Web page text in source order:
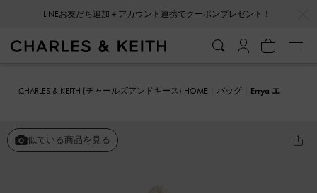
LINEお友だち追加＋アカウント連携でクーポンプレゼント！
CHARLES & KEITH (チャールズアンドキース) HOME バッグ
Errya エ
似ている商品を見る